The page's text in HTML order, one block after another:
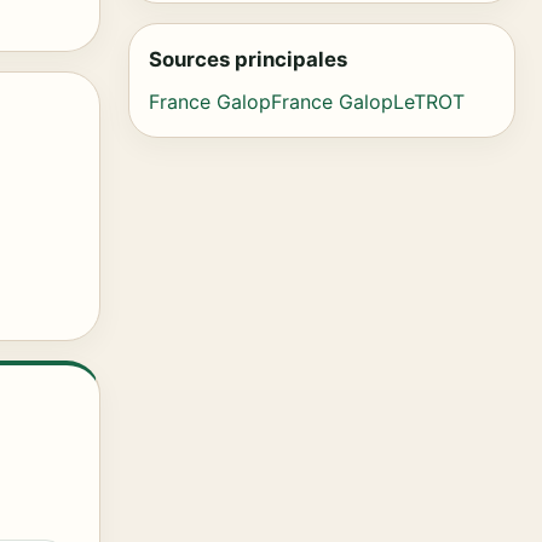
Sources principales
France GalopFrance GalopLeTROT